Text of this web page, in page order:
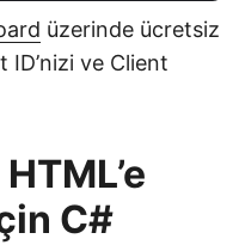
üzerinde ücretsiz
ve Client
C#